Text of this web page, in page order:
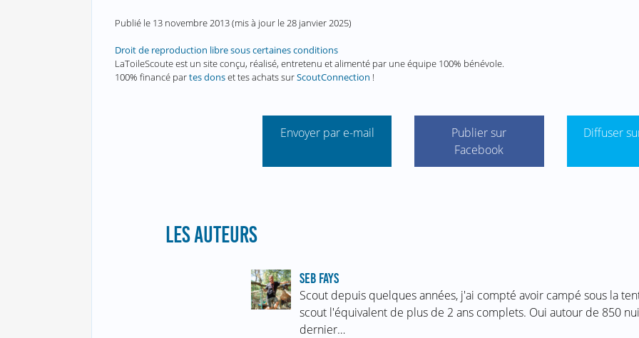
Publié le 13 novembre 2013(mis à jour le28 janvier 2025)
Droit de reproduction libre sous certaines conditions
LaToileScoute est un site conçu, réalisé, entretenu et alimenté par une équipe 100% bénévole.
100% financé partes donset tes achats surScoutConnection !
Envoyer par e-mail
Publier sur
Facebook
Diffuser
LES AUTEURS
SEB FAYS
Scout depuis quelques années, j'ai compté avoir campé sous la
scout l'équivalent de plus de 2 ans complets. Oui autour de 850
dernier…